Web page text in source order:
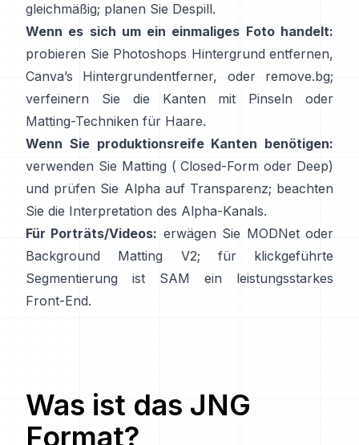
gleichmäßig; planen Sie Despill.
Wenn es sich um ein einmaliges Foto handelt:
probieren Sie Photoshops Hintergrund entfernen,
Canva’s
Hintergrundentferner, oder remove.bg;
verfeinern Sie die Kanten mit Pinseln oder
Matting-Techniken für Haare.
Wenn Sie produktionsreife Kanten benötigen:
verwenden Sie Matting ( Closed-Form oder Deep)
und prüfen Sie Alpha auf Transparenz; beachten
Sie die Interpretation des Alpha-Kanals.
Für Porträts/Videos: erwägen Sie MODNetoder
Background Matting V2; für klickgeführte
Segmentierung ist
SAM ein leistungsstarkes
Front-End.
Was ist das JNG
Format?